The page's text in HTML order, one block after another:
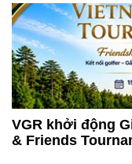
VGR khởi động
& Friends